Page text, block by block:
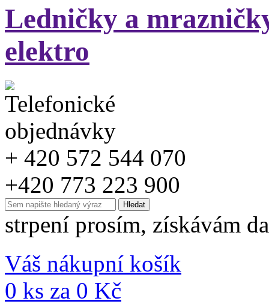
Ledničky a
elektro
+ 420 572 544 070
+420 773 223 900
strpení prosím, získávám
Váš nákupní košík
0 ks za 0 Kč